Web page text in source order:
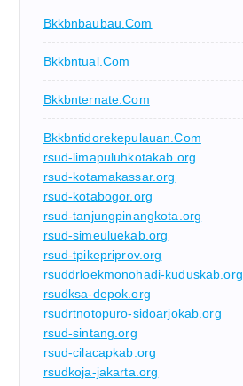
Bkkbnbaubau.com
Bkkbntual.com
Bkkbnternate.com
Bkkbntidorekepulauan.com
rsud-limapuluhkotakab.org
rsud-kotamakassar.org
rsud-kotabogor.org
rsud-tanjungpinangkota.org
rsud-simeuluekab.org
rsud-tpikepriprov.org
rsuddrloekmonohadi-kuduskab.org
rsudksa-depok.org
rsudrtnotopuro-sidoarjokab.org
rsud-sintang.org
rsud-cilacapkab.org
rsudkoja-jakarta.org